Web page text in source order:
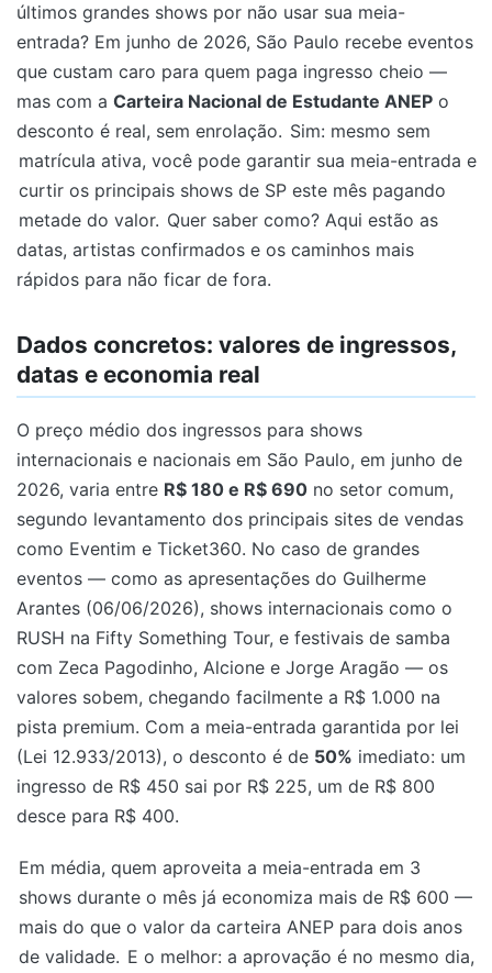
últimos grandes shows por não usar sua meia-
entrada? Em junho de 2026, São Paulo recebe eventos
que custam caro para quem paga ingresso cheio —
mas com a Carteira Nacional de Estudante ANEP o
desconto é real, sem enrolação. Sim: mesmo sem
matrícula ativa, você pode garantir sua meia-entrada e
curtir os principais shows de SP este mês pagando
metade do valor. Quer saber como? Aqui estão as
datas, artistas confirmados e os caminhos mais
rápidos para não ficar de fora.
Dados concretos: valores de ingressos,
datas e economia real
O preço médio dos ingressos para shows
internacionais e nacionais em São Paulo, em junho de
2026, varia entre R$ 180 e R$ 690 no setor comum,
segundo levantamento dos principais sites de vendas
como Eventim e Ticket360. No caso de grandes
eventos — como as apresentações do Guilherme
Arantes (06/06/2026), shows internacionais como o
RUSH na Fifty Something Tour, e festivais de samba
com Zeca Pagodinho, Alcione e Jorge Aragão — os
valores sobem, chegando facilmente a R$ 1.000 na
pista premium. Com a meia-entrada garantida por lei
(Lei 12.933/2013), o desconto é de 50% imediato: um
ingresso de R$ 450 sai por R$ 225, um de R$ 800
desce para R$ 400.
Em média, quem aproveita a meia-entrada em 3
shows durante o mês já economiza mais de R$ 600 —
mais do que o valor da carteira ANEP para dois anos
de validade. E o melhor: a aprovação é no mesmo dia,